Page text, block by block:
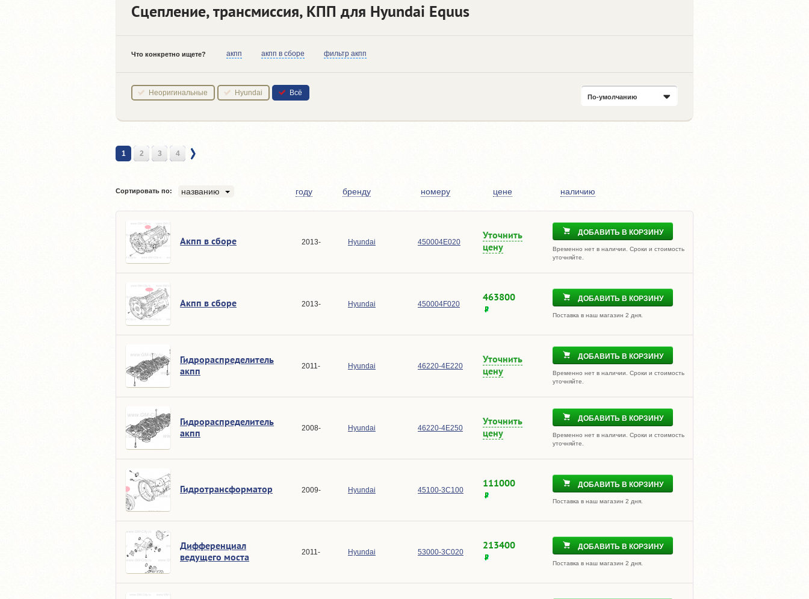
Сцепление, трансмиссия, КПП для Hyundai Equus
Что конкретно ищете? акпп акпп в сборе фильтр акпп
Неоригинальные Hyundai Всё По-умолчанию
1 2 3 4
Сортировать по: названию году бренду номеру цене наличию
Акпп в сборе 2013- Hyundai 450004E020
Уточнить
цену
ДОБАВИТЬ В КОРЗИНУ
Временно нет в наличии. Сроки и стоимость
уточняйте.
Акпп в сборе 2013- Hyundai 450004F020
463800 ДОБАВИТЬ В КОРЗИНУ
Поставка в наш магазин 2 дня.
Гидрораспределитель
акпп
2011- Hyundai 46220-4E220
Уточнить
цену
ДОБАВИТЬ В КОРЗИНУ
Временно нет в наличии. Сроки и стоимость
уточняйте.
Гидрораспределитель
акпп
2008- Hyundai 46220-4E250
Уточнить
цену
ДОБАВИТЬ В КОРЗИНУ
Временно нет в наличии. Сроки и стоимость
уточняйте.
Гидротрансформатор 2009- Hyundai 45100-3C100
111000 ДОБАВИТЬ В КОРЗИНУ
Поставка в наш магазин 2 дня.
Дифференциал
ведущего моста
2011- Hyundai 53000-3C020
213400 ДОБАВИТЬ В КОРЗИНУ
Поставка в наш магазин 2 дня.